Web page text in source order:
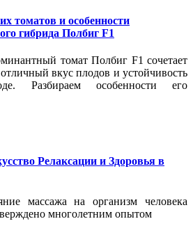
томатов и особенности
гибрида Полбиг F1
томат Полбиг F1 сочетает
вкус плодов и устойчивость
Разбираем особенности его
Релаксации и Здоровья в
массажа на организм человека
многолетним опытом